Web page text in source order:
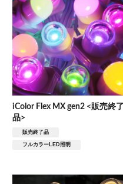
iColor Flex MX gen2 <販売終了
品>
販売終了品
フルカラーLED照明